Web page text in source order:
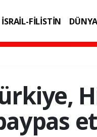
İSRAİL-FİLİSTİN DÜNYA